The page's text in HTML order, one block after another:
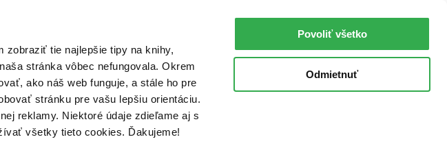
zobraziť tie najlepšie tipy na knihy,
stránka vôbec nefungovala. Okrem
ako náš web funguje, a stále ho pre
stránku pre vašu lepšiu orientáciu.
reklamy. Niektoré údaje zdieľame aj s
všetky tieto cookies. Ďakujeme!
Povoliť všetko
Odmietnuť